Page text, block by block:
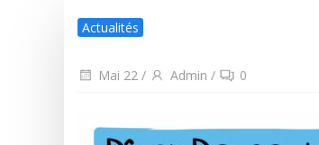
Actualités
Mai 22 / Admin / 0